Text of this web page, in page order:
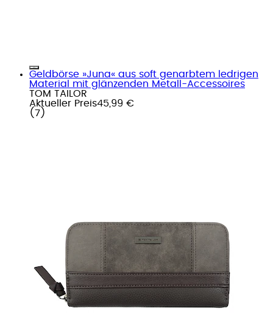
Geldbörse »Juna« aus soft genarbtem ledrigen
Material mit glänzenden Metall-Accessoires
TOM TAILOR
Aktueller Preis45,99 €
( 7 )